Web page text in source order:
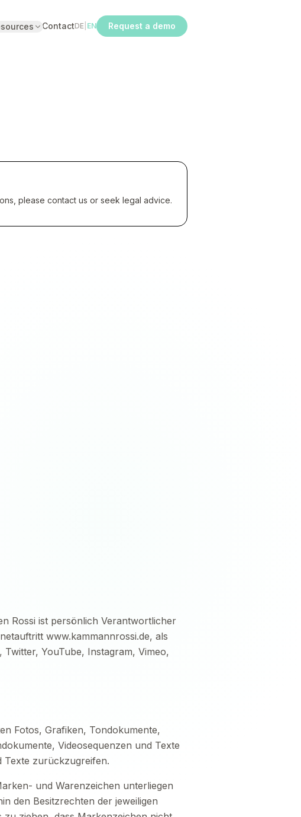
ContactDE EN Request a demo
please contact us or seek legal advice.
Rossi ist persönlich Verantwortlicher
www.kammannrossi.de, als
YouTube, Instagram, Vimeo,
Fotos, Grafiken, Tondokumente,
Videosequenzen und Texte
Texte zurückzugreifen.
und Warenzeichen unterliegen
den Besitzrechten der jeweiligen